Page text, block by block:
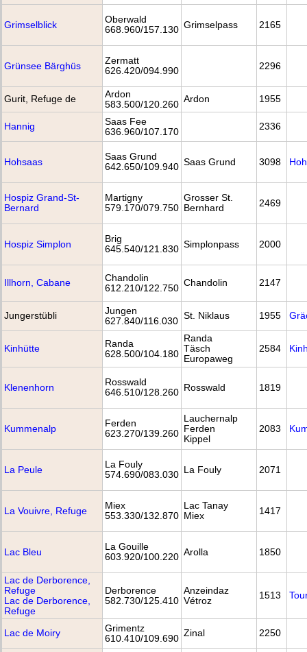
Grimselblick
Oberwald
668.960/157.130 Grimselpass 2165
Grünsee Bärghüs
Zermatt
626.420/094.990
2296
Gurit, Refuge de
Ardon
583.500/120.260
Ardon 1955
Hannig
Saas Fee
636.960/107.170
2336
Hohsaas
Saas Grund
642.650/109.940 Saas Grund 3098
Hospiz Grand-St-
Bernard
Martigny
579.170/079.750
Grosser St.
Bernhard
2469
Hospiz Simplon
Brig
645.540/121.830 Simplonpass 2000
Illhorn, Cabane
Chandolin
612.210/122.750
Chandolin 2147
Jungerstübli
Jungen
627.840/116.030
St. Niklaus 1955
Kinhütte
Randa
628.500/104.180
Randa
Täsch
Europaweg
2584
Klenenhorn
Rosswald
646.510/128.260 Rosswald 1819
Kummenalp
Ferden
623.270/139.260
Lauchernalp
Ferden
Kippel
2083
La Peule
La Fouly
574.690/083.030
La Fouly 2071
La Vouivre, Refuge
Miex
553.330/132.870
Lac Tanay
Miex
1417
Lac Bleu
La Gouille
603.920/100.220 Arolla 1850
Lac de Derborence,
Refuge
Lac de Derborence,
Refuge
Derborence
582.730/125.410
Anzeindaz
Vétroz
1513
Lac de Moiry
Grimentz
610.410/109.690
Zinal 2250